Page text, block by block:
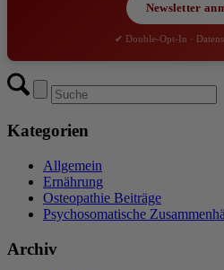
Newsletter
✔ Double-Opt-In ·
Kategorien
Allgemein
Ernährung
Osteopathie Beiträge
Psychosomatische
Archiv